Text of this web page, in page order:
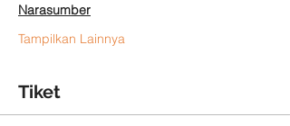
Narasumber
Tampilkan Lainnya
Tiket